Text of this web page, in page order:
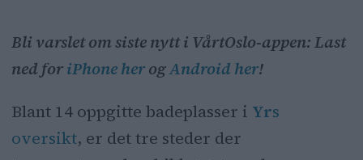
Bli varslet om siste nytt i VårtOslo-appen: Last
ned foriPhone herogAndroid her!
Blant 14 oppgitte badeplasser i Yrs
oversikt, er det tre steder der